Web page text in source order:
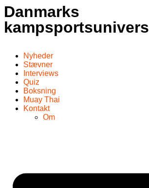
Danmarks
kampsportsunivers
Nyheder
Stævner
Interviews
Quiz
Boksning
Muay Thai
Kontakt
Om